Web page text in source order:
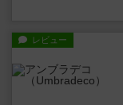
レビュー